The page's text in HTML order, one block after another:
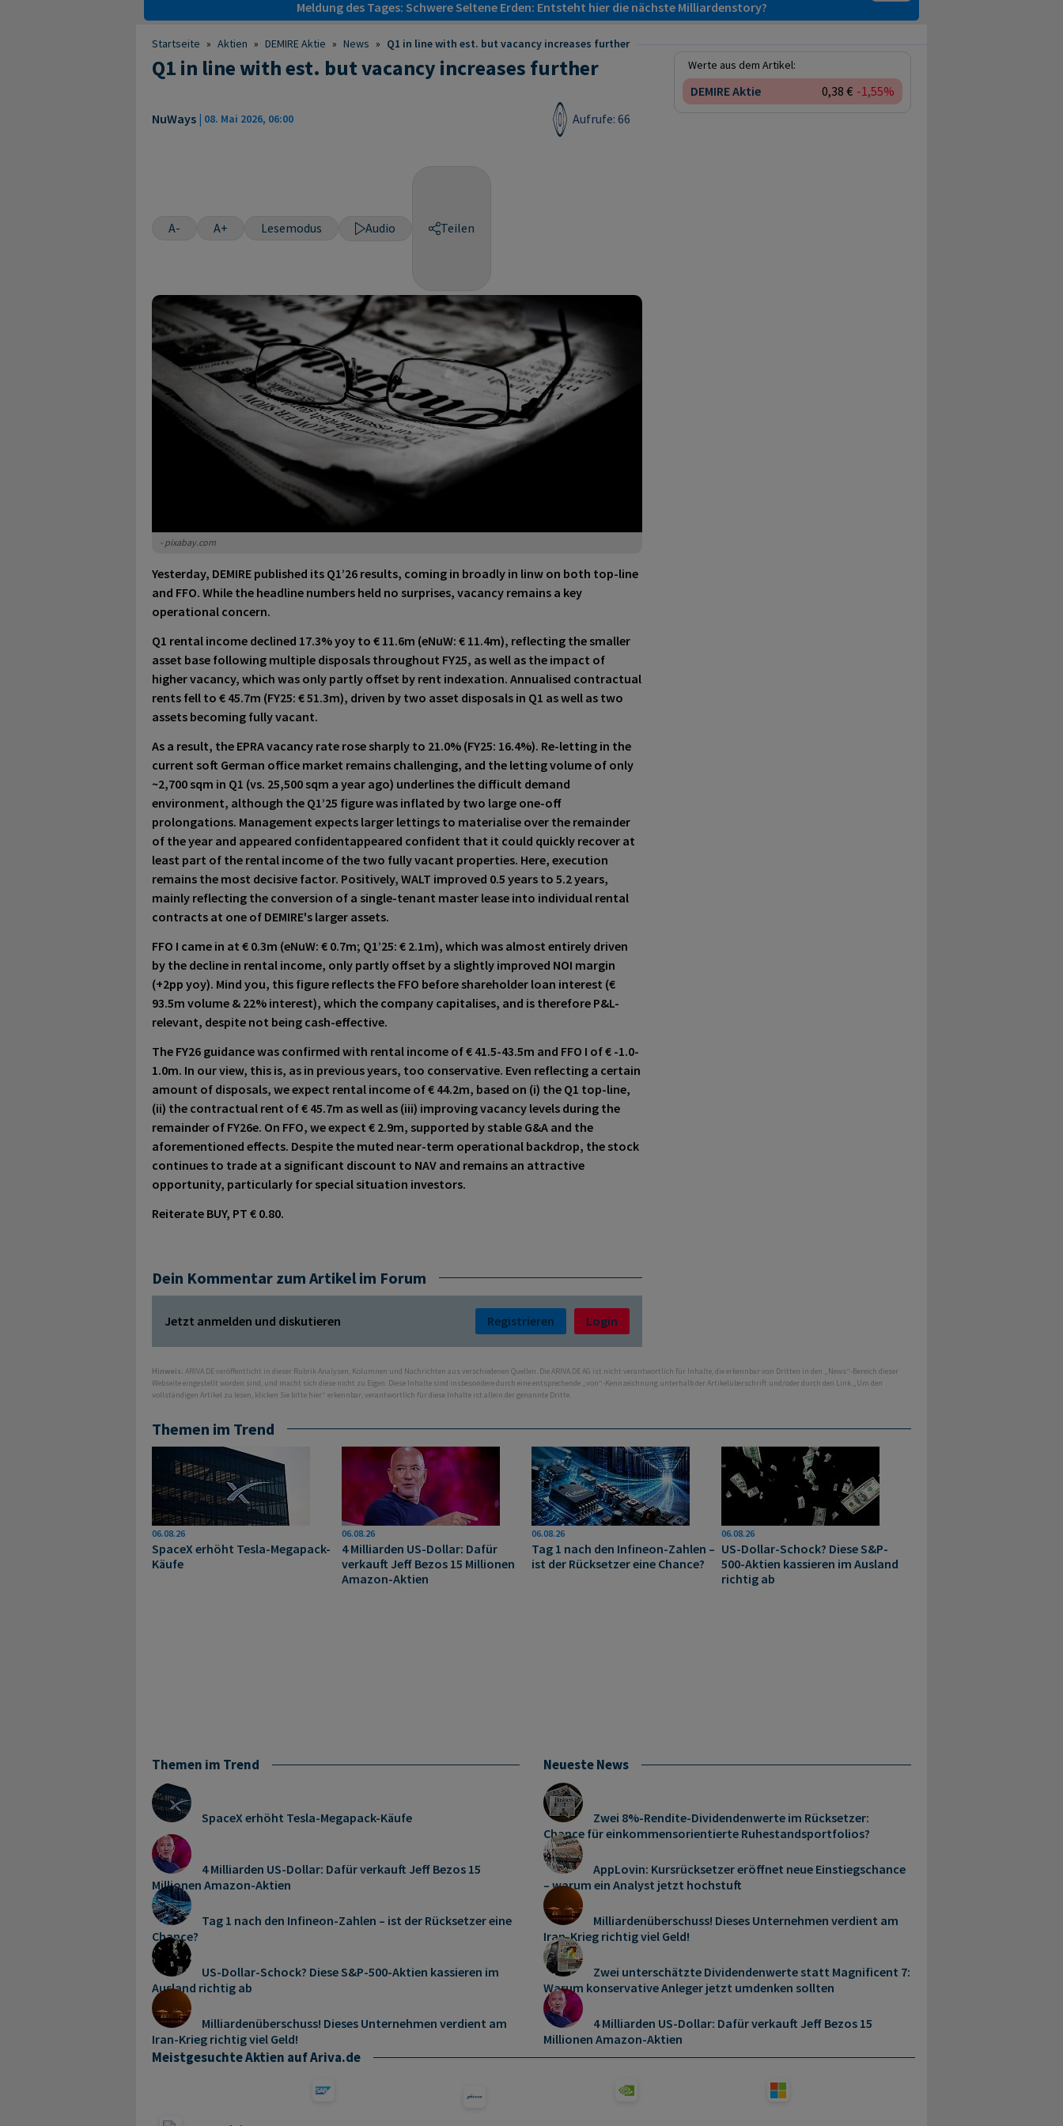
Meldung des Tages: Schwere Seltene Erden: Entsteht hier die nächste Milliardenstory?
Startseite » Aktien » DEMIRE Aktie » News » Q1 in line with est. but vacancy increases further
Q1 in line with est. but vacancy increases further
NuWays | 08. Mai 2026, 06:00 Aufrufe: 66
A- A+ Lesemodus Audio Teilen
- pixabay.com
Yesterday, DEMIRE published its Q1’26 results, coming in broadly in linw on both top-line
and FFO. While the headline numbers held no surprises, vacancy remains a key
operational concern.
Q1 rental income declined 17.3% yoy to € 11.6m (eNuW: € 11.4m), reflecting the smaller
asset base following multiple disposals throughout FY25, as well as the impact of
higher vacancy, which was only partly offset by rent indexation. Annualised contractual
rents fell to € 45.7m (FY25: € 51.3m), driven by two asset disposals in Q1 as well as two
assets becoming fully vacant.
As a result, the EPRA vacancy rate rose sharply to 21.0% (FY25: 16.4%). Re-letting in the
current soft German office market remains challenging, and the letting volume of only
~2,700 sqm in Q1 (vs. 25,500 sqm a year ago) underlines the difficult demand
environment, although the Q1’25 figure was inflated by two large one-off
prolongations. Management expects larger lettings to materialise over the remainder
of the year and appeared confidentappeared confident that it could quickly recover at
least part of the rental income of the two fully vacant properties. Here, execution
remains the most decisive factor. Positively, WALT improved 0.5 years to 5.2 years,
mainly reflecting the conversion of a single-tenant master lease into individual rental
contracts at one of DEMIRE's larger assets.
FFO I came in at € 0.3m (eNuW: € 0.7m; Q1’25: € 2.1m), which was almost entirely driven
by the decline in rental income, only partly offset by a slightly improved NOI margin
(+2pp yoy). Mind you, this figure reflects the FFO before shareholder loan interest (€
93.5m volume & 22% interest), which the company capitalises, and is therefore P&L-
relevant, despite not being cash-effective.
The FY26 guidance was confirmed with rental income of € 41.5-43.5m and FFO I of € -1.0-
1.0m. In our view, this is, as in previous years, too conservative. Even reflecting a certain
amount of disposals, we expect rental income of € 44.2m, based on (i) the Q1 top-line,
(ii) the contractual rent of € 45.7m as well as (iii) improving vacancy levels during the
remainder of FY26e. On FFO, we expect € 2.9m, supported by stable G&A and the
aforementioned effects. Despite the muted near-term operational backdrop, the stock
continues to trade at a significant discount to NAV and remains an attractive
opportunity, particularly for special situation investors.
Reiterate BUY, PT € 0.80.
Dein Kommentar zum Artikel im Forum
Jetzt anmelden und diskutieren Registrieren Login
Werte aus dem Artikel:
DEMIRE Aktie 0,38 € -1,55%
Hinweis: ARIVA.DE veröffentlicht in dieser Rubrik Analysen, Kolumnen und Nachrichten aus verschiedenen Quellen. Die ARIVA.DE AG ist nicht verantwortlich für Inhalte, die erkennbar von Dritten in den „News“-Bereich dieser
Webseite eingestellt worden sind, und macht sich diese nicht zu Eigen. Diese Inhalte sind insbesondere durch eine entsprechende „von“-Kennzeichnung unterhalb der Artikelüberschrift und/oder durch den Link „Um den
vollständigen Artikel zu lesen, klicken Sie bitte hier.“ erkennbar; verantwortlich für diese Inhalte ist allein der genannte Dritte.
Themen im Trend
06.08.26
SpaceX erhöht Tesla-Megapack-
Käufe
06.08.26
4 Milliarden US-Dollar: Dafür
verkauft Jeff Bezos 15 Millionen
Amazon-Aktien
06.08.26
Tag 1 nach den Infineon-Zahlen –
ist der Rücksetzer eine Chance?
06.08.26
US-Dollar-Schock? Diese S&P-
500-Aktien kassieren im Ausland
richtig ab
Themen im Trend
SpaceX erhöht Tesla-Megapack-Käufe
4 Milliarden US-Dollar: Dafür verkauft Jeff Bezos 15
Millionen Amazon-Aktien
Tag 1 nach den Infineon-Zahlen – ist der Rücksetzer eine
Chance?
US-Dollar-Schock? Diese S&P-500-Aktien kassieren im
Ausland richtig ab
Milliardenüberschuss! Dieses Unternehmen verdient am
Iran-Krieg richtig viel Geld!
Neueste News
Zwei 8%-Rendite-Dividendenwerte im Rücksetzer:
Chance für einkommensorientierte Ruhestandsportfolios?
AppLovin: Kursrücksetzer eröffnet neue Einstiegschance
– warum ein Analyst jetzt hochstuft
Milliardenüberschuss! Dieses Unternehmen verdient am
Iran-Krieg richtig viel Geld!
Zwei unterschätzte Dividendenwerte statt Magnificent 7:
Warum konservative Anleger jetzt umdenken sollten
4 Milliarden US-Dollar: Dafür verkauft Jeff Bezos 15
Millionen Amazon-Aktien
Meistgesuchte Aktien auf Ariva.de